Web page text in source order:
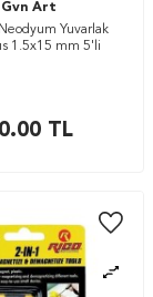
Gvn Art
Yuvarlak
1.5x15 mm 5'li
TL